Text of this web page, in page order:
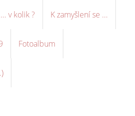
v kolik ? K zamyšlení se ...
Fotoalbum